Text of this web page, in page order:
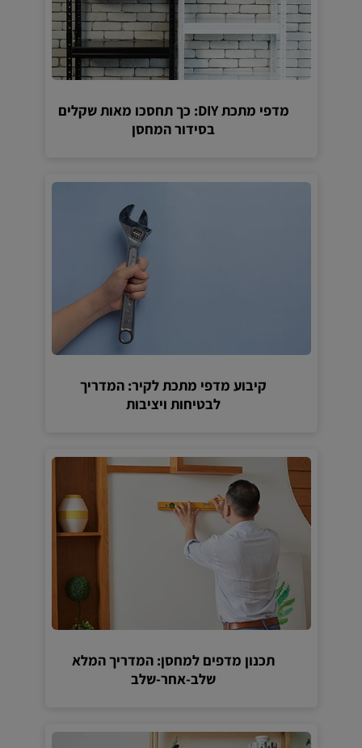
מדפי מתכת DIY: כך תחסכו מאות שקלים
בסידור המחסן
קיבוע מדפי מתכת לקיר: המדריך
לבטיחות ויציבות
תכנון מדפים למחסן: המדריך המלא
שלב-אחר-שלב